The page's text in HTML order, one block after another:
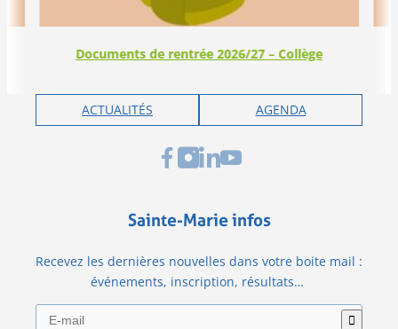
Documents de rentrée 2026/27 – Collège
ACTUALITÉS AGENDA
Sainte-Marie infos
Recevez les dernières nouvelles dans votre boite mail :
événements, inscription, résultats…
